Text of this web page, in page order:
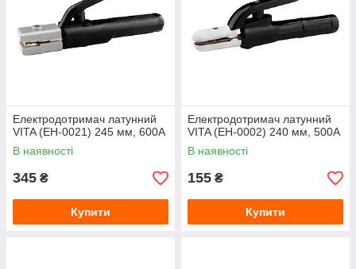
Електродотримач латунний
VITA (EH-0021) 245 мм, 600А
В наявності
345 ₴
Купити
Електродотримач латунний
VITA (EH-0002) 240 мм, 500А
В наявності
155 ₴
Купити